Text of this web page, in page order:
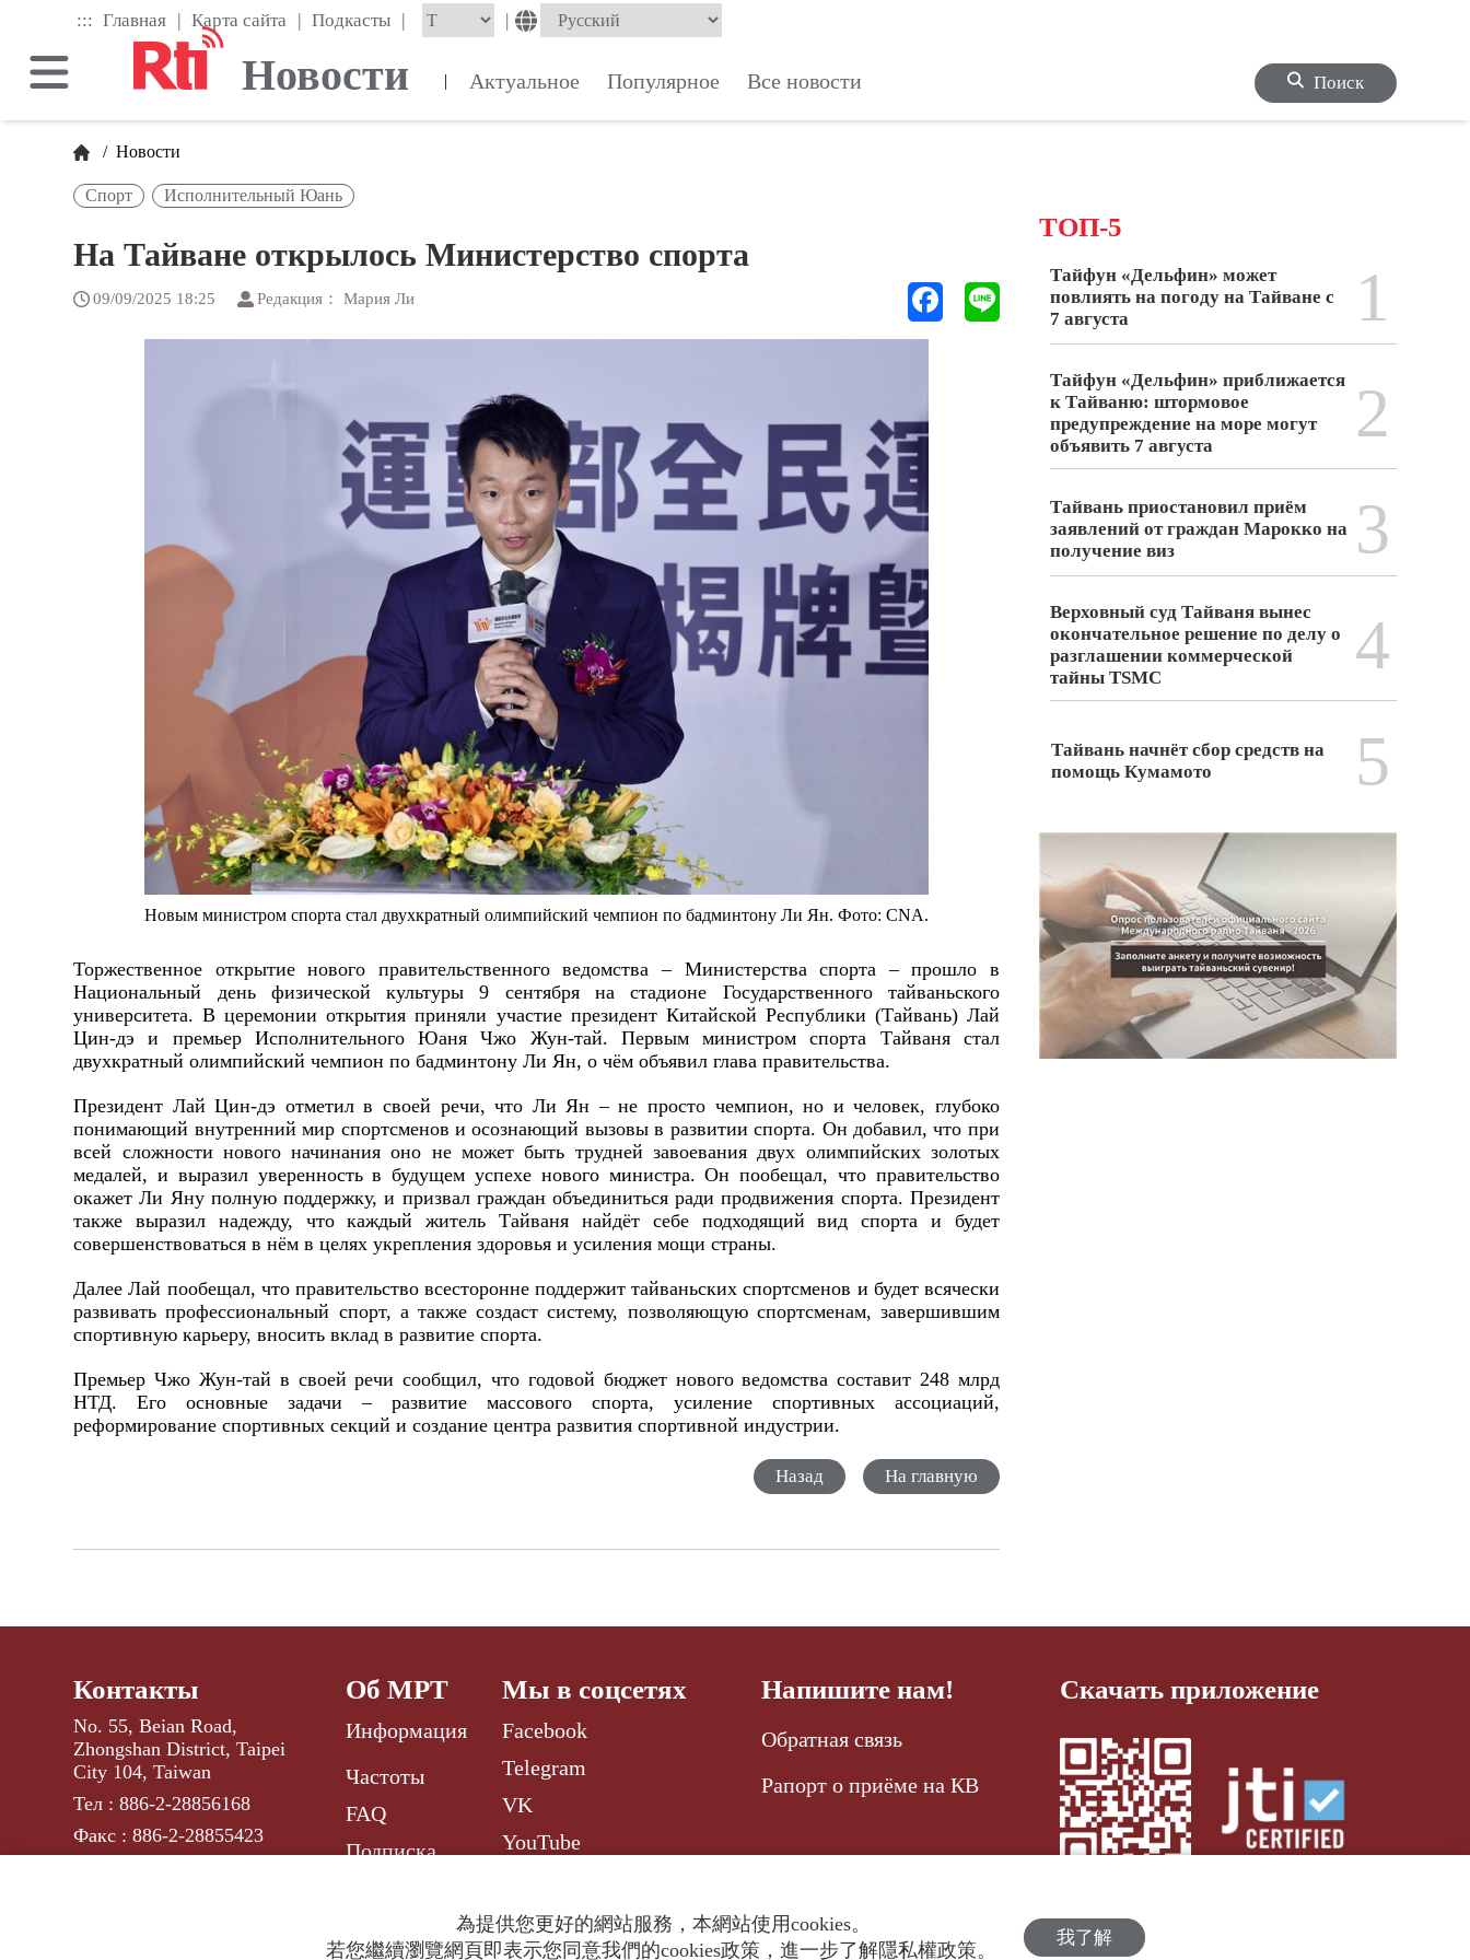
main
content
::: Главная | Карта сайта | Подкасты | |
Новости | Актуальное Популярное Все новости Поиск
/ Новости
Спорт Исполнительный Юань
На Тайване открылось Министерство спорта
09/09/2025 18:25 Редакция： Мария Ли
Новым министром спорта стал двухкратный олимпийский чемпион по бадминтону Ли Ян. Фото: CNA.
Торжественное открытие нового правительственного ведомства – Министерства спорта – прошло в
Национальный день физической культуры 9 сентября на стадионе Государственного тайваньского
университета. В церемонии открытия приняли участие президент Китайской Республики (Тайвань) Лай
Цин-дэ и премьер Исполнительного Юаня Чжо Жун-тай. Первым министром спорта Тайваня стал
двухкратный олимпийский чемпион по бадминтону Ли Ян, о чём объявил глава правительства.
Президент Лай Цин-дэ отметил в своей речи, что Ли Ян – не просто чемпион, но и человек, глубоко
понимающий внутренний мир спортсменов и осознающий вызовы в развитии спорта. Он добавил, что при
всей сложности нового начинания оно не может быть трудней завоевания двух олимпийских золотых
медалей, и выразил уверенность в будущем успехе нового министра. Он пообещал, что правительство
окажет Ли Яну полную поддержку, и призвал граждан объединиться ради продвижения спорта. Президент
также выразил надежду, что каждый житель Тайваня найдёт себе подходящий вид спорта и будет
совершенствоваться в нём в целях укрепления здоровья и усиления мощи страны.
Далее Лай пообещал, что правительство всесторонне поддержит тайваньских спортсменов и будет всячески
развивать профессиональный спорт, а также создаст систему, позволяющую спортсменам, завершившим
спортивную карьеру, вносить вклад в развитие спорта.
Премьер Чжо Жун-тай в своей речи сообщил, что годовой бюджет нового ведомства составит 248 млрд
НТД. Его основные задачи – развитие массового спорта, усиление спортивных ассоциаций,
реформирование спортивных секций и создание центра развития спортивной индустрии.
Назад На главную
ТОП-5
Тайфун «Дельфин» может
повлиять на погоду на Тайване с
7 августа
1
Тайфун «Дельфин» приближается
к Тайваню: штормовое
предупреждение на море могут
объявить 7 августа
2
Тайвань приостановил приём
заявлений от граждан Марокко на
получение виз
3
Верховный суд Тайваня вынес
окончательное решение по делу о
разглашении коммерческой
тайны TSMC
4
Тайвань начнёт сбор средств на
помощь Кумамото
5
Контакты
No. 55, Beian Road,
Zhongshan District, Taipei
City 104, Taiwan
Тел : 886-2-28856168
Факс : 886-2-28855423
Об МРТ
Информация
Частоты
FAQ
Подписка
Мы в соцсетях
Facebook
Telegram
VK
YouTube
Напишите нам!
Обратная связь
Рапорт о приёме на КВ
Скачать приложение
為提供您更好的網站服務，本網站使用cookies。
若您繼續瀏覽網頁即表示您同意我們的cookies政策，進一步了解隱私權政策。
我了解